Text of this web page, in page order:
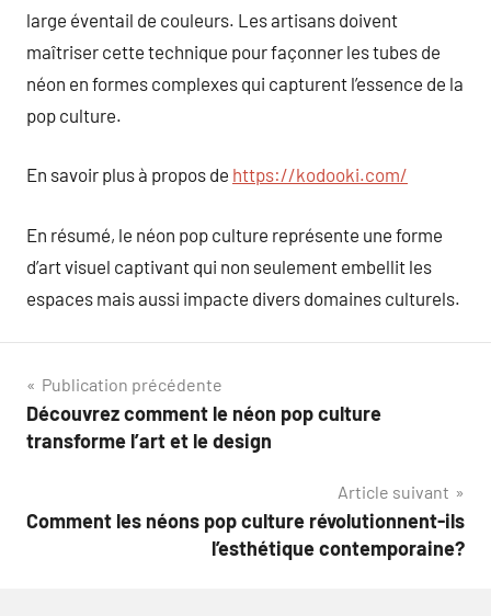
large éventail de couleurs. Les artisans doivent
maîtriser cette technique pour façonner les tubes de
néon en formes complexes qui capturent l’essence de la
pop culture.
En savoir plus à propos de https://kodooki.com/
En résumé, le néon pop culture représente une forme
d’art visuel captivant qui non seulement embellit les
espaces mais aussi impacte divers domaines culturels.
Navigation
de
Publication précédente
Découvrez comment le néon pop culture
transforme l’art et le design
Article suivant
Comment les néons pop culture révolutionnent-ils
l’esthétique contemporaine?